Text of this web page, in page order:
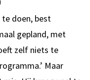
doen, best
gepland, met
zelf niets te
Maar